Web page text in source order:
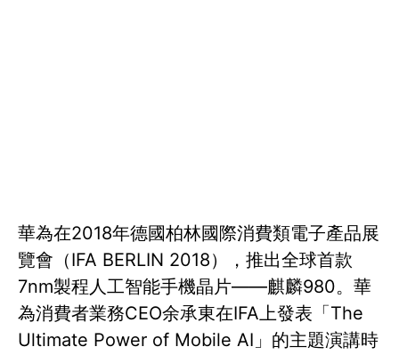
華為在2018年德國柏林國際消費類電子產品展
覽會（IFA BERLIN 2018），推出全球首款
7nm製程人工智能手機晶片——麒麟980。華
為消費者業務CEO余承東在IFA上發表「The
Ultimate Power of Mobile AI」的主題演講時